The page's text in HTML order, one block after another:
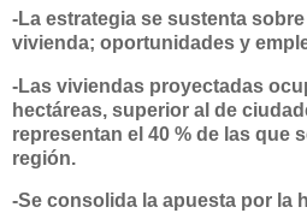
-La estrategia se sustenta
vivienda; oportunidades y
-Las viviendas proyectadas
hectáreas, superior al de
representan el 40 % de las que
región.
-Se consolida la apuesta por la